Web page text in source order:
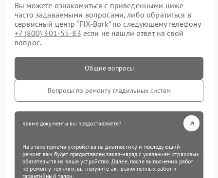
Вы можете ознакомиться с приведенными ниже
часто задаваемыми вопросами, либо обратиться в
сервисный центр “FIX-Bork” по следующему телефону
+7 (800) 301-55-83 если не нашли ответ на свой
вопрос.
Общие вопросы
Вопросы по ремонту гладильных систем
Какие документы вы предоставляете?
На этапе приема устройства на диагностику и последующий
ремонт вам будет предоставлен заказ-наряд с указанием страховых
обязательств на ваше устройство. Далее, после выполнения работ
по ремонту техники, вы получите акт выполненных работ и
гарантийный талон.